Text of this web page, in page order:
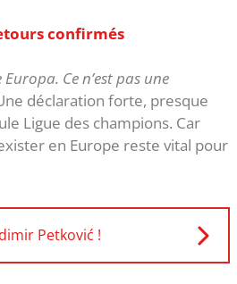
confirmés
Ce n’est pas une
déclaration forte, presque
Ligue des champions. Car
en Europe reste vital pour
Petković !